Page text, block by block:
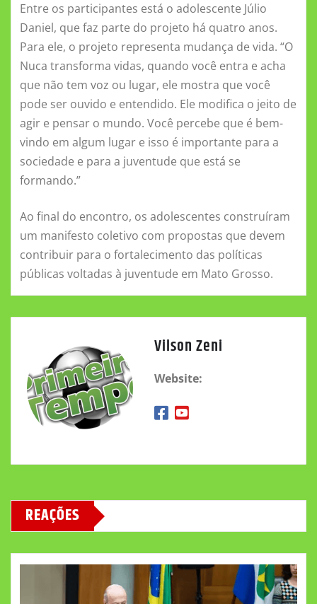
Entre os participantes está o adolescente Júlio
Daniel, que faz parte do projeto há quatro anos.
Para ele, o projeto representa mudança de vida. “O
Nuca transforma vidas, quando você entra e acha
que não tem voz ou lugar, ele mostra que você
pode ser ouvido e entendido. Ele modifica o jeito de
agir e pensar o mundo. Você percebe que é bem-
vindo em algum lugar e isso é importante para a
sociedade e para a juventude que está se
formando.”
Ao final do encontro, os adolescentes construíram
um manifesto coletivo com propostas que devem
contribuir para o fortalecimento das políticas
públicas voltadas à juventude em Mato Grosso.
Vilson Zeni
Website:
REAÇÕES